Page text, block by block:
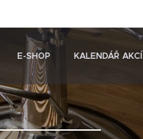
E-SHOP KALENDÁŘ AKCÍ